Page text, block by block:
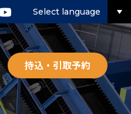
Select language
持込・引取予約